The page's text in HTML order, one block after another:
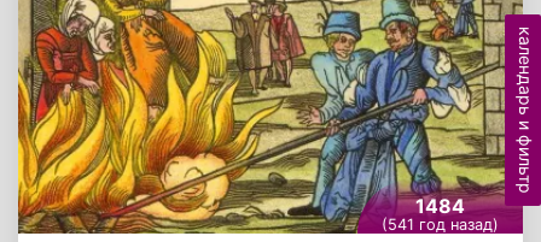
1484
(541 год назад)
календарь и фильтр